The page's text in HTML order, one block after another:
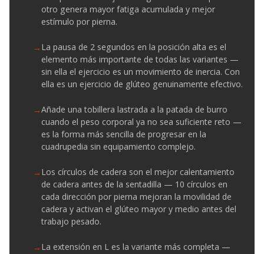
otro genera mayor fatiga acumulada y mejor
estímulo por pierna.
La pausa de 2 segundos en la posición alta es el
elemento más importante de todas las variantes —
sin ella el ejercicio es un movimiento de inercia. Con
ella es un ejercicio de glúteo genuinamente efectivo.
Añade una tobillera lastrada a la patada de burro
cuando el peso corporal ya no sea suficiente reto —
es la forma más sencilla de progresar en la
cuadrupedia sin equipamiento complejo.
Los círculos de cadera son el mejor calentamiento
de cadera antes de la sentadilla — 10 círculos en
cada dirección por pierna mejoran la movilidad de
cadera y activan el glúteo mayor y medio antes del
trabajo pesado.
La extensión en L es la variante más completa —